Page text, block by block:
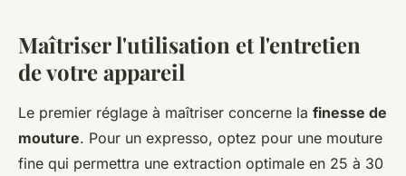
Maîtriser l'utilisation et l'entretien
de votre appareil
Le premier réglage à maîtriser concerne la finesse de
mouture. Pour un expresso, optez pour une mouture
fine qui permettra une extraction optimale en 25 à 30